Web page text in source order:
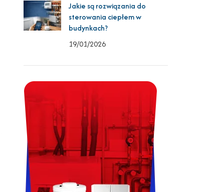
Jakie są rozwiązania do
sterowania ciepłem w
budynkach?
19/01/2026